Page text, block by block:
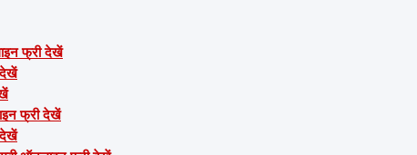
फ्री देखें
फ्री देखें
देखें